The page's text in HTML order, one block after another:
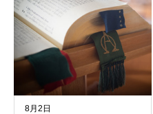
8月2日